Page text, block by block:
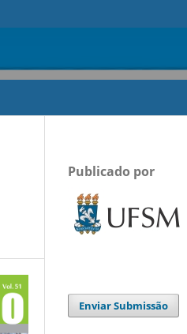
Publicado por
Enviar Submissão